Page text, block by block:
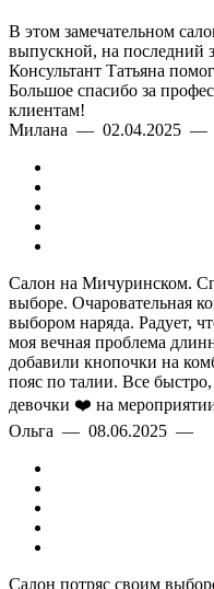
В этом замечательном
выпускной, на последний
Консультант Татьяна
Большое спасибо за
клиентам!
Милана — 02.04.2025 —
Салон на Мичуринском.
выборе. Очаровательная
выбором наряда. Радует,
моя вечная проблема
добавили кнопочки на
пояс по талии. Все
девочки ❤️ на мероприятии
Ольга — 08.06.2025 —
Салон потряс своим